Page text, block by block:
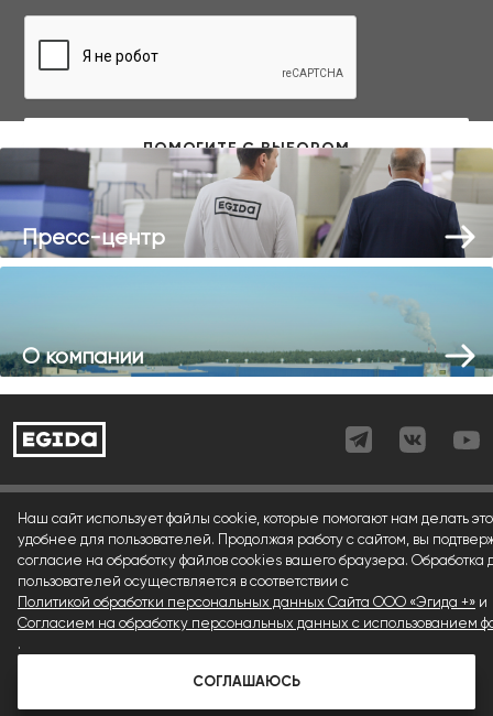
Заполняя данную форму вы даете свое согласие на обработку
персональных данных
Пресс-центр
О компании
Условия использования материалов сайта
Политика конфиденциальности
Согласие (cookies)
Согласие (форма)
Согласие (регистрация)
Наш сайт использует файлы cookie, которые помогают нам делать
удобнее для пользователей. Продолжая работу с сайтом, вы
согласие на обработку файлов cookies вашего браузера. Обработка
пользователей осуществляется в соответствии с
Политикой обработки персональных данных Сайта ООО «Эгида +» и
Согласием на обработку персональных данных с использованием
.
СОГЛАШАЮСЬ